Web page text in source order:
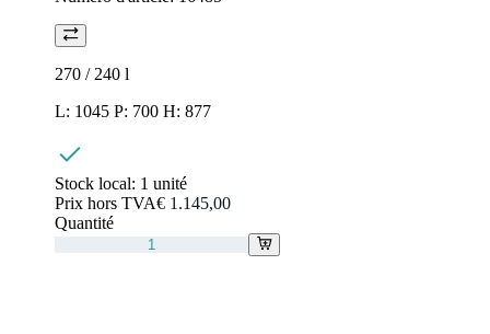
270 / 240 l
L: 1045 P: 700 H: 877
Stock local: 1 unité
Prix hors TVA€ 1.145,00
Quantité